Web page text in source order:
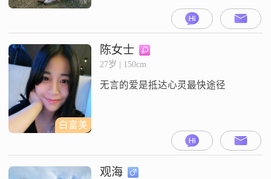
的月收入在5001到8000元之间，目
前的工作地也是在惠州。虽然我的
学历是高中及以下，但我一直保持
着乐观积极的生活态度。我认为自
己最大的特点是善解人意和成熟稳
人的感受，给予他们支持和鼓励。
白富美
陈女士
27岁 | 150cm
无言的爱是抵达心灵最快途径
观海